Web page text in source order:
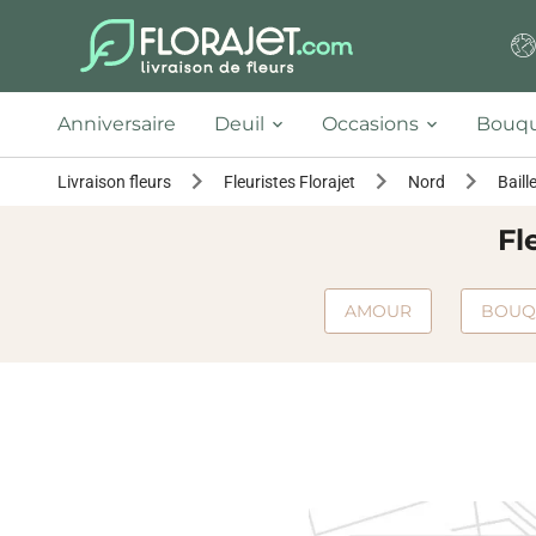
Anniversaire Deuil Occasions
Livraison fleurs Fleuristes Florajet Nord
AMOUR